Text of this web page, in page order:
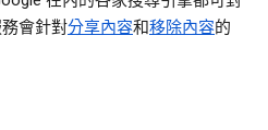
會針對分享內容和移除內容的